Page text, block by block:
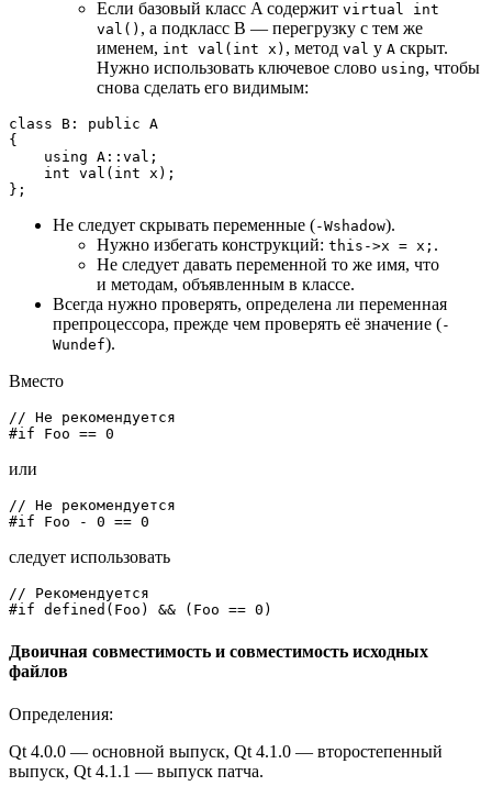
Если базовый класс A содержит virtual int
val() , а подкласс B — перегрузку с тем же
именем, int val(int x) , метод val у A скрыт.
Нужно использовать ключевое слово using, чтобы
снова сделать его видимым:
class B : public A
{
using A::val;
int val ( int x) ;
Не следует скрывать переменные (-Wshadow).
Нужно избегать конструкций: this->x = x; .
Не следует давать переменной то же имя, что
и методам, объявленным в классе.
Всегда нужно проверять, определена ли переменная
препроцессора, прежде чем проверять её значение (-
Wundef).
Вместо
// Не рекомендуется
#if Foo == 0
или
// Не рекомендуется
#if Foo - 0 == 0
следует использовать
// Рекомендуется
#if defined(Foo) && (Foo == 0)
Двоичная совместимость и совместимость исходных
файлов
Определения:
Qt 4.0.0 — основной выпуск, Qt 4.1.0 — второстепенный
выпуск, Qt 4.1.1 — выпуск патча.